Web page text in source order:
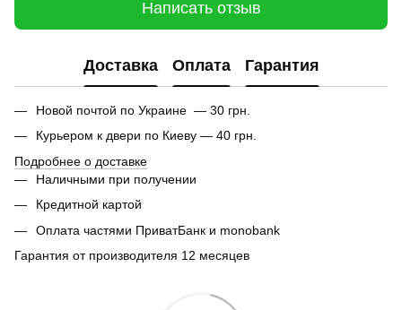
Написать отзыв
Доставка Оплата Гарантия
Новой почтой по Украине — 30 грн.
Курьером к двери по Киеву — 40 грн.
Подробнее о доставке
Наличными при получении
Кредитной картой
Оплата частями ПриватБанк и monobank
Гарантия от производителя 12 месяцев